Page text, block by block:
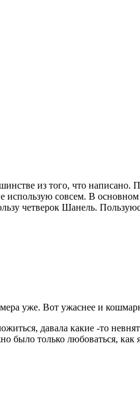
из того, что
использую совсем. В
четверок Шанель.
уже. Вот ужаснее и
давала какие -то
было только любоваться,